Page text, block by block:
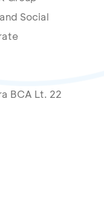
Social
BCA Lt. 22